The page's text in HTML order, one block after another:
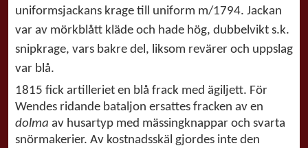
uniformsjackans krage till uniform m/1794. Jackan
var av mörkblått kläde och hade hög, dubbelvikt s.k.
snipkrage, vars bakre del, liksom revärer och uppslag
var blå.
1815 fick artilleriet en blå frack med ägiljett. För
Wendes ridande bataljon ersattes fracken av en
dolma av husartyp med mässingknappar och svarta
snörmakerier. Av kostnadsskäl gjordes inte den